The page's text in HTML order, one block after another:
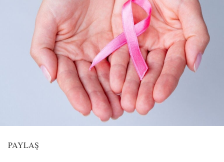
PAYLAŞ